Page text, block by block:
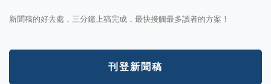
新聞稿的好去處，三分鐘上稿完成，最快接觸最多讀者的方案！
刊登新聞稿